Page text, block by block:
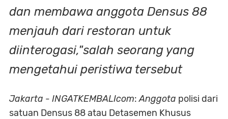
dan membawa anggota Densus 88
menjauh dari restoran untuk
diinterogasi,"salah seorang yang
mengetahui peristiwa tersebut
Jakarta - INGATKEMBALIcom:Anggota polisi dari
satuan Densus 88 atau Detasemen Khusus